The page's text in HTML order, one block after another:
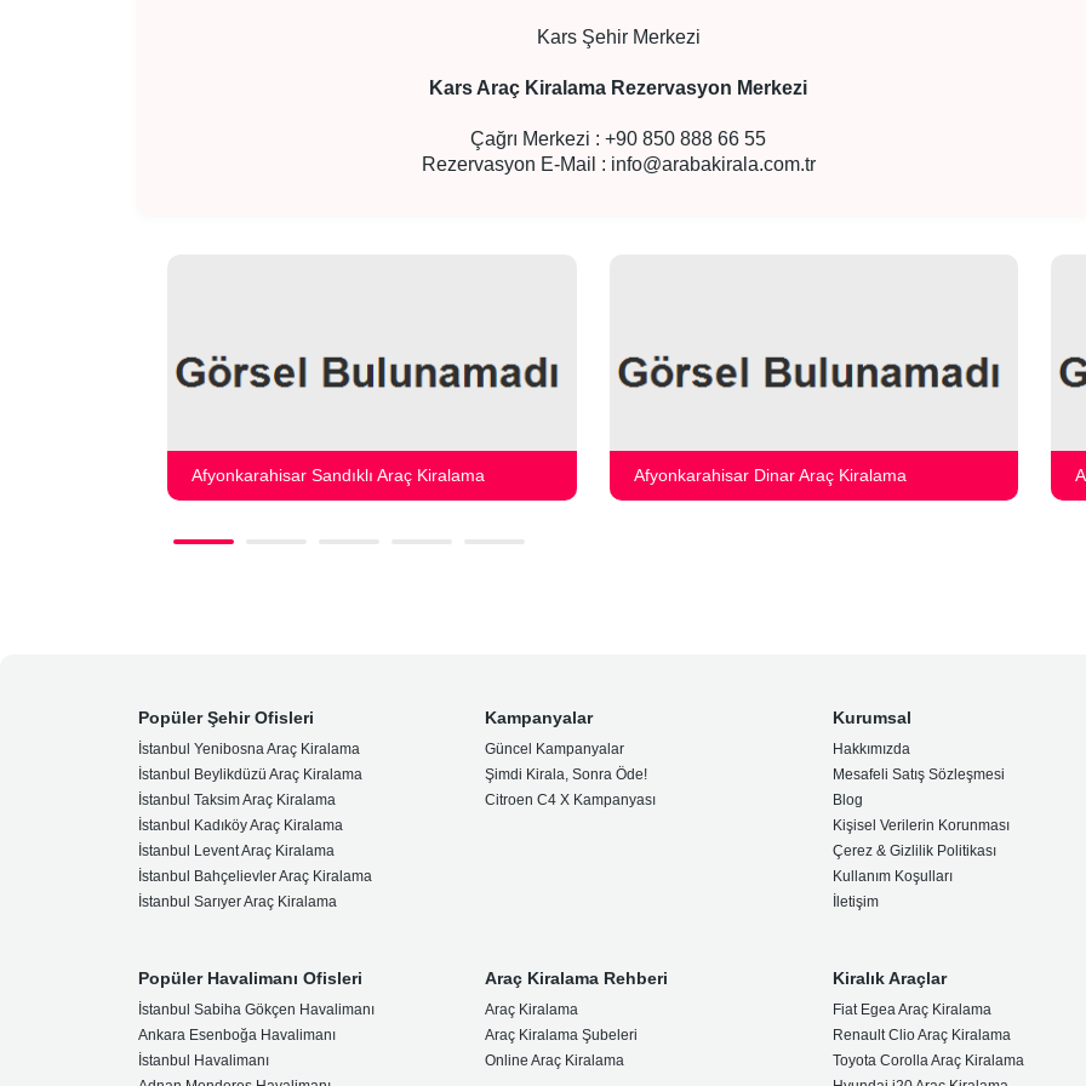
Kars Şehir Merkezi
Kars Araç Kiralama Rezervasyon Merkezi
Çağrı Merkezi : +90 850 888 66 55
Rezervasyon E-Mail : info@arabakirala.com.tr
Afyonkarahisar Sandıklı Araç Kiralama Afyonkarahisar Dinar Araç Kiralama
Popüler Şehir Ofisleri
İstanbul Yenibosna Araç Kiralama
İstanbul Beylikdüzü Araç Kiralama
İstanbul Taksim Araç Kiralama
İstanbul Kadıköy Araç Kiralama
İstanbul Levent Araç Kiralama
İstanbul Bahçelievler Araç Kiralama
İstanbul Sarıyer Araç Kiralama
Kampanyalar
Güncel Kampanyalar
Şimdi Kirala, Sonra Öde!
Citroen C4 X Kampanyası
Kurumsal
Hakkımızda
Mesafeli Satış Sözleşmesi
Blog
Kişisel Verilerin Korunması
Çerez & Gizlilik Politikası
Kullanım Koşulları
İletişim
Popüler Havalimanı Ofisleri
İstanbul Sabiha Gökçen Havalimanı
Ankara Esenboğa Havalimanı
İstanbul Havalimanı
Araç Kiralama Rehberi
Araç Kiralama
Araç Kiralama Şubeleri
Online Araç Kiralama
Kiralık Araçlar
Fiat Egea Araç Kiralama
Renault Clio Araç Kiralama
Toyota Corolla Araç Kiralama